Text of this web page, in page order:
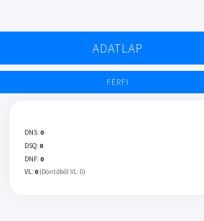
ADATLAP
FÉRFI
DNS: 0
DSQ: 0
DNF: 0
VL: 0 (Döntőből VL: 0)